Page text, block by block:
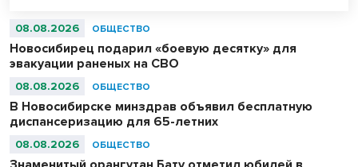
абсолютными чемпионами соревнований.
08.08.2026 ОБЩЕСТВО
Новосибирец подарил «боевую десятку» для
эвакуации раненых на СВО
08.08.2026 ОБЩЕСТВО
В Новосибирске минздрав объявил бесплатную
диспансеризацию для 65-летних
08.08.2026 ОБЩЕСТВО